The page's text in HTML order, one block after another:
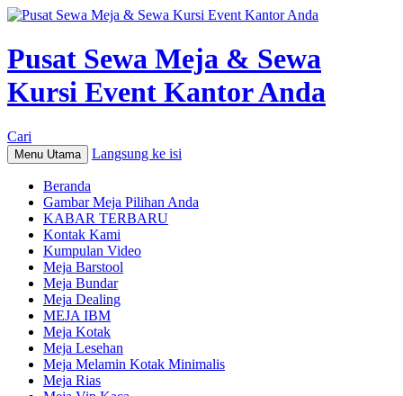
Pusat Sewa Meja & Sewa
Kursi Event Kantor Anda
Cari
Menu Utama Langsung ke isi
Beranda
Gambar Meja Pilihan Anda
KABAR TERBARU
Kontak Kami
Kumpulan Video
Meja Barstool
Meja Bundar
Meja Dealing
MEJA IBM
Meja Kotak
Meja Lesehan
Meja Melamin Kotak Minimalis
Meja Rias